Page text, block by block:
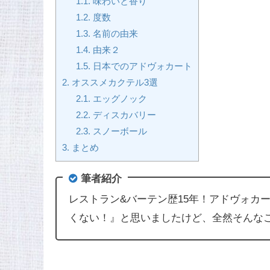
1.2. 度数
1.3. 名前の由来
1.4. 由来２
1.5. 日本でのアドヴォカート
2. オススメカクテル3選
2.1. エッグノック
2.2. ディスカバリー
2.3. スノーボール
3. まとめ
筆者紹介
レストラン&バーテン歴15年！アドヴォカ
くない！』と思いましたけど、全然そん